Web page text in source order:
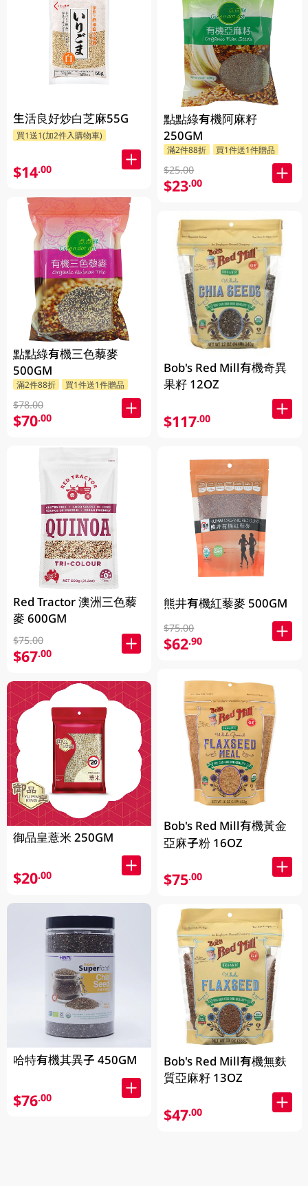
生活良好炒白芝麻55G
買1送1(加2件入購物車)
$14.00
點點綠有機三色藜麥
500GM
滿2件88折 買1件送1件贈品
$78.00
$70.00
Red Tractor 澳洲三色藜
麥 600GM
$75.00
$67.00
御品皇薏米 250GM
$20.00
哈特有機其異子 450GM
$76.00
點點綠有機阿麻籽
250GM
滿2件88折 買1件送1件贈品
$25.00
$23.00
Bob's Red Mill有機奇異
果籽 12OZ
$117.00
熊井有機紅藜麥 500GM
$75.00
$62.90
Bob's Red Mill有機黃金
亞麻子粉 16OZ
$75.00
Bob's Red Mill有機無麩
質亞麻籽 13OZ
$47.00